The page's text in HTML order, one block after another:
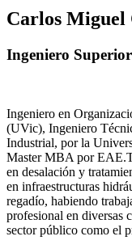
Carlos Miguel
Ingeniero
Ingeniero en
(UVic), Ingeniero
Industrial, por la
Master MBA por
en desalación y
en infraestructuras
regadío, habiendo
profesional en diversas
sector público como el